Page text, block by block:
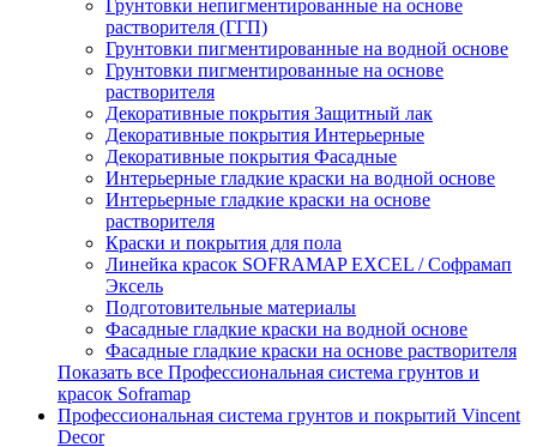
Грунтовки непигментированные на основе
растворителя (ГГП)
Грунтовки пигментированные на водной основе
Грунтовки пигментированные на основе
растворителя
Декоративные покрытия Защитный лак
Декоративные покрытия Интерьерные
Декоративные покрытия Фасадные
Интерьерные гладкие краски на водной основе
Интерьерные гладкие краски на основе
растворителя
Краски и покрытия для пола
Линейка красок SOFRAMAP EXCEL / Софрамап
Эксель
Подготовительные материалы
Фасадные гладкие краски на водной основе
Фасадные гладкие краски на основе растворителя
Показать все Профессиональная система грунтов и
красок Soframap
Профессиональная система грунтов и покрытий Vincent
Decor